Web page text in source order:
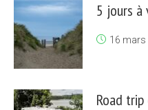
5 jours à
16 mars
Road